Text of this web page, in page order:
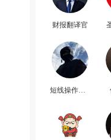
财报翻译官
短线操作刘大狗